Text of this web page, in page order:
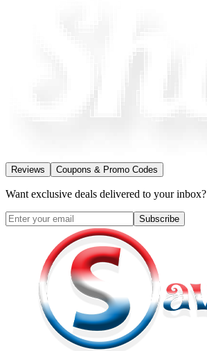
Reviews Coupons & Promo Codes
Want exclusive deals delivered to your inbox?
Subscribe